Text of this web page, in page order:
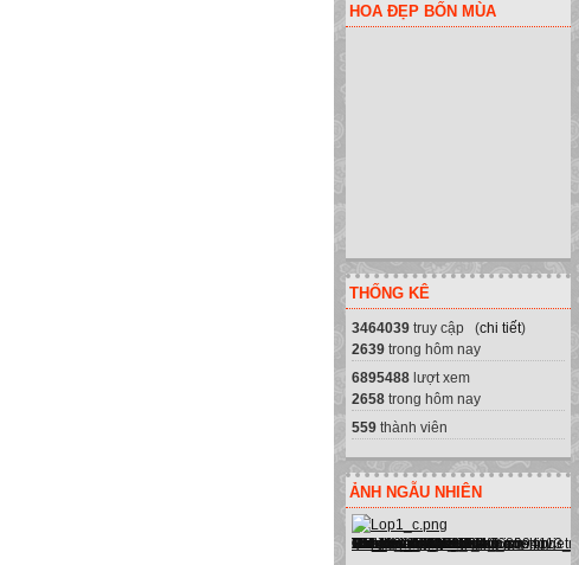
HOA ĐẸP BỐN MÙA
THỐNG KÊ
3464039 truy cập (chi tiết)
2639 trong hôm nay
6895488 lượt xem
2658 trong hôm nay
559 thành viên
ẢNH NGẪU NHIÊN